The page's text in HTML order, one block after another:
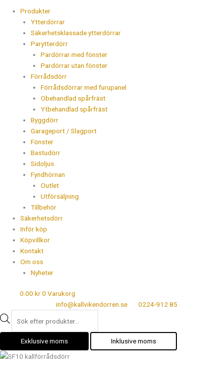
Produkter
Ytterdörrar
Säkerhetsklassade ytterdörrar
Parytterdörr
Pardörrar med fönster
Pardörrar utan fönster
Förrådsdörr
Förrådsdörrar med furupanel
Obehandlad spårfräst
Ytbehandlad spårfräst
Byggdörr
Garageport / Slagport
Fönster
Bastudörr
Sidoljus
Fyndhörnan
Outlet
Utförsäljning
Tillbehör
Säkerhetsdörr
Inför köp
Köpvillkor
Kontakt
Om oss
Nyheter
0.00 kr0 Varukorg
info@kallvikendorren.se
0224-912 85
Exklusive moms Inklusive moms